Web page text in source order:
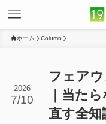
ホーム Column
フェア
｜当た
直す全知
2026
7/10